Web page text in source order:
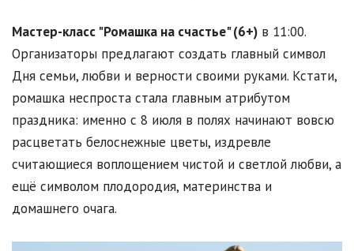
Мастер-класс "Ромашка на счастье" (6+) в 11:00.
Организаторы предлагают создать главный символ
Дня семьи, любви и верности своими руками. Кстати,
ромашка неспроста стала главным атрибутом
праздника: именно с 8 июля в полях начинают вовсю
расцветать белоснежные цветы, издревле
считающиеся воплощением чистой и светлой любви, а
ещё символом плодородия, материнства и
домашнего очага.